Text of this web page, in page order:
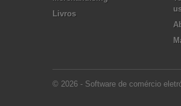
Livros
© 2026 - Software de comércio